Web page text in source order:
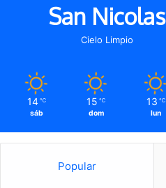
San Nicolas
Cielo Limpio
14 ℃
sáb
15 ℃
dom
13 ℃
lun
Popular